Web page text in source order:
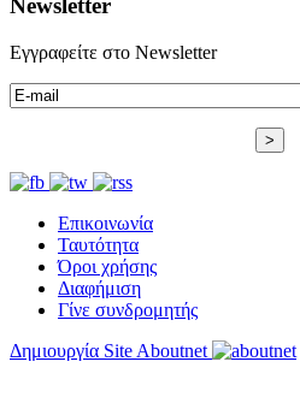
Newsletter
Εγγραφείτε στο Newsletter
Επικοινωνία
Ταυτότητα
Όροι χρήσης
Διαφήμιση
Γίνε συνδρομητής
Δημιουργία Site Aboutnet